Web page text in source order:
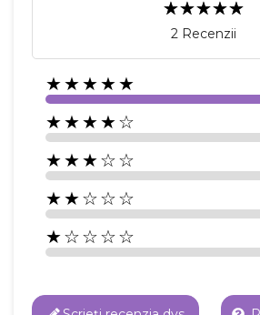
2 Recenzii
★★★★★
★★★★☆
★★★☆☆
★★☆☆☆
★☆☆☆☆
Creeaza o